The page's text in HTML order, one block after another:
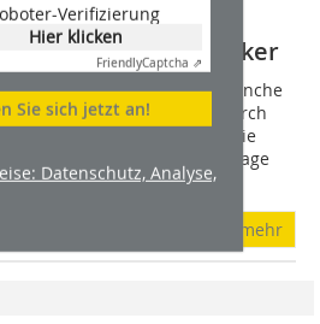
Verifizierung
Hier klicken
FriendlyCaptcha ⇗
Sie sich jetzt an!
Datenschutz, Analyse,
mit Dachhandwerker
Boom hat die Branche
Allerdings ergeben sich dadurch
Ein Beispiel für die
Montage einer PV-Anlage
bei einem Objekt in...
mehr